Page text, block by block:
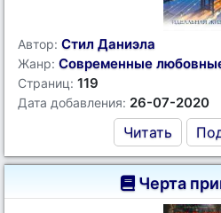
Автор: Стил Даниэла
Жанр: Современные
Страниц: 119
Дата добавления: 26-07-2020
Читать
Черта